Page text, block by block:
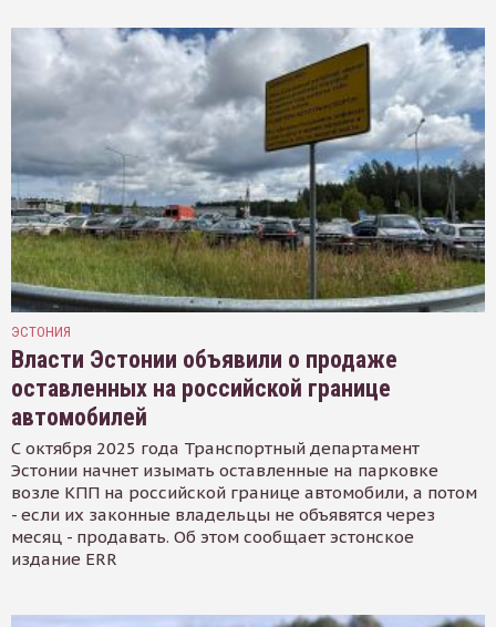
ЭСТОНИЯ
Власти Эстонии объявили о продаже
оставленных на российской границе
автомобилей
С октября 2025 года Транспортный департамент
Эстонии начнет изымать оставленные на парковке
возле КПП на российской границе автомобили, а потом
- если их законные владельцы не объявятся через
месяц - продавать. Об этом сообщает эстонское
издание ERR